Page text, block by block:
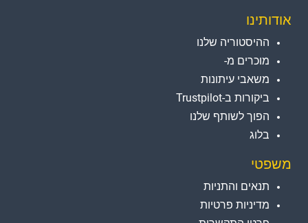
אודותינו
ההיסטוריה שלנו
מוכרים מ-
משאבי עיתונות
ביקורות ב-Trustpilot
הפוך לשותף שלנו
בלוג
משפטי
תנאים והתניות
מדיניות פרטיות